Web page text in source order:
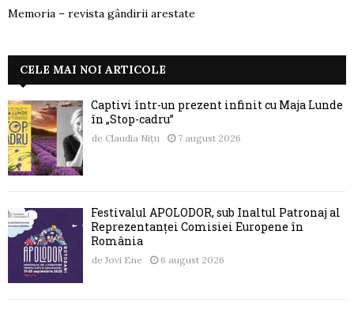
Memoria – revista gândirii arestate
CELE MAI NOI ARTICOLE
Captivi într-un prezent infinit cu Maja Lunde
în „Stop-cadru”
de Claudia Nițu 7 august 2026
Festivalul APOLODOR, sub Înaltul Patronaj al
Reprezentanței Comisiei Europene în
România
de Jovi Ene 6 august 2026